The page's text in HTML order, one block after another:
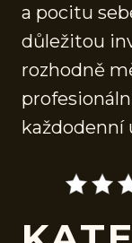
a pocitu
důležitou
rozhodně
každodenní